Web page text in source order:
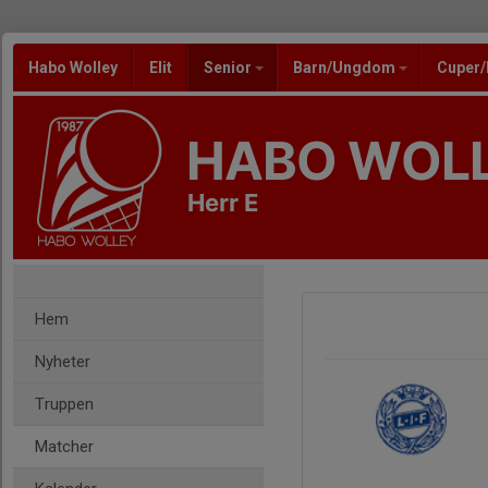
Habo Wolley Elit Senior Barn/Ungdom
HABO
Herr E
Hem
Nyheter
Truppen
Matcher